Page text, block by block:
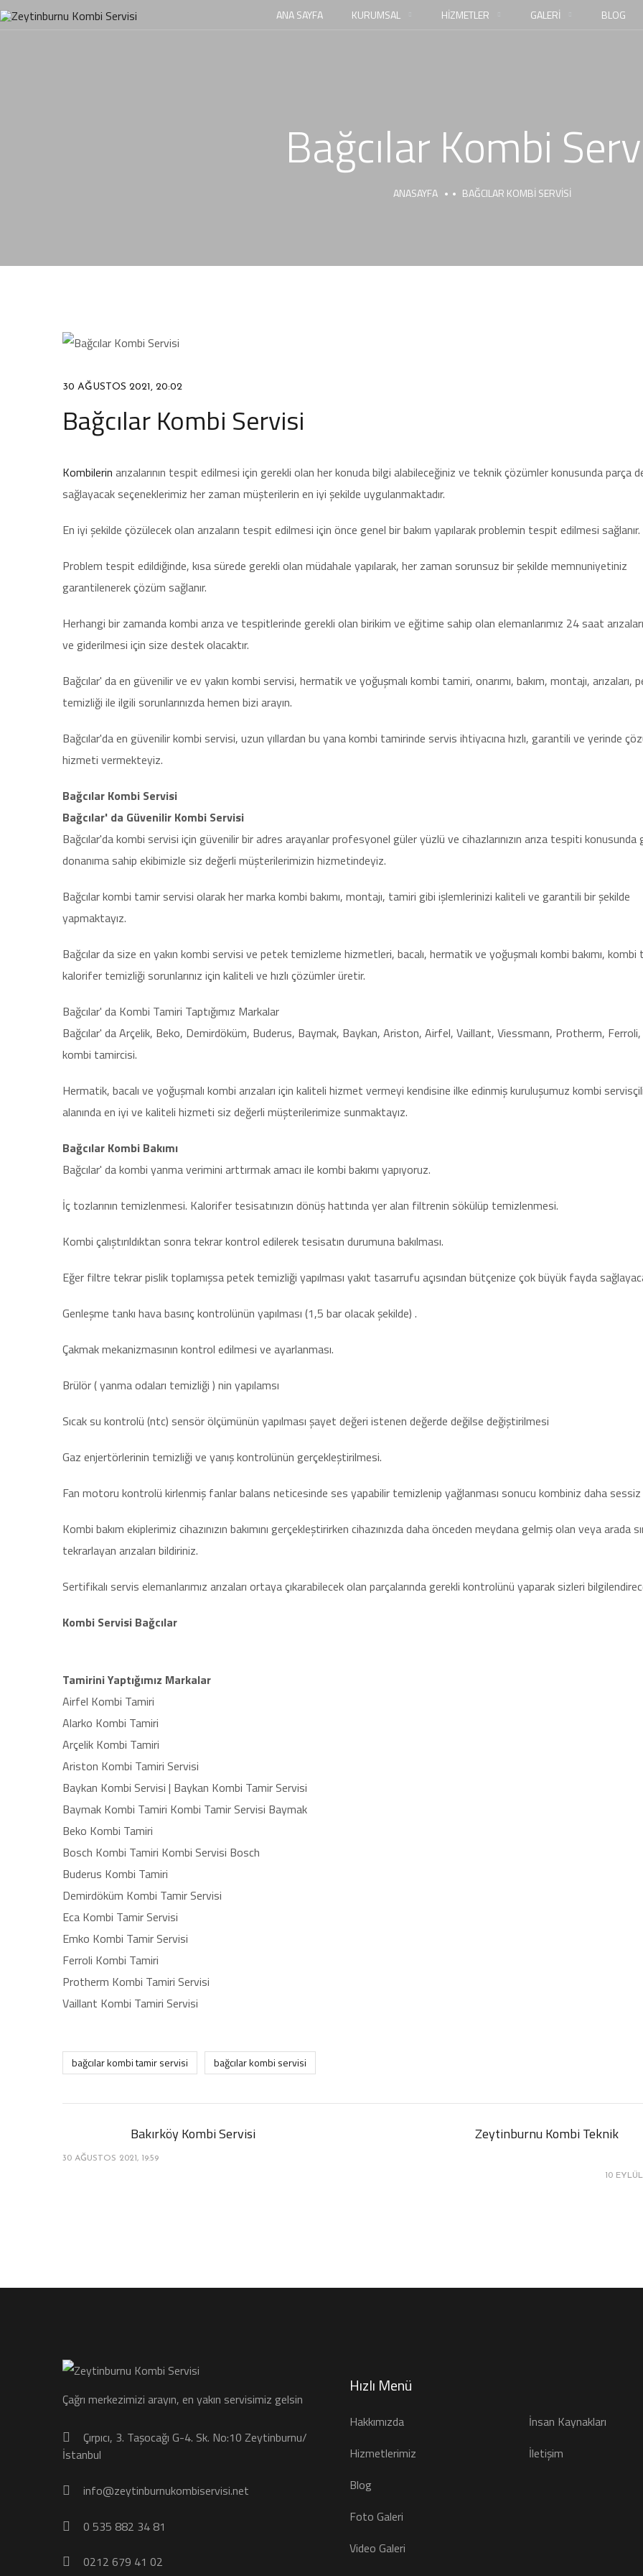
ANA SAYFA KURUMSAL HİZMETLER GALERİ BLOG
Bağcılar Kombi
ANASAYFA BAĞCILAR KOMBI SERVISI
30 AĞUSTOS 2021, 20:02
Bağcılar Kombi Servisi
Kombilerin arızalarının tespit edilmesi için gerekli olan her konuda bilgi alabileceğiniz ve teknik çözümler konusunda parça
sağlayacak seçeneklerimiz her zaman müşterilerin en iyi şekilde uygulanmaktadır.
En iyi şekilde çözülecek olan arızaların tespit edilmesi için önce genel bir bakım yapılarak problemin tespit edilmesi sağlanır.
Problem tespit edildiğinde, kısa sürede gerekli olan müdahale yapılarak, her zaman sorunsuz bir şekilde memnuniyetiniz
garantilenerek çözüm sağlanır.
Herhangi bir zamanda kombi arıza ve tespitlerinde gerekli olan birikim ve eğitime sahip olan elemanlarımız 24 saat
ve giderilmesi için size destek olacaktır.
Bağcılar' da en güvenilir ve ev yakın kombi servisi, hermatik ve yoğuşmalı kombi tamiri, onarımı, bakım, montajı, arızaları,
temizliği ile ilgili sorunlarınızda hemen bizi arayın.
Bağcılar'da en güvenilir kombi servisi, uzun yıllardan bu yana kombi tamirinde servis ihtiyacına hızlı, garantili ve yerinde
hizmeti vermekteyiz.
Bağcılar Kombi Servisi
Bağcılar' da Güvenilir Kombi Servisi
Bağcılar'da kombi servisi için güvenilir bir adres arayanlar profesyonel güler yüzlü ve cihazlarınızın arıza tespiti konusunda
donanıma sahip ekibimizle siz değerli müşterilerimizin hizmetindeyiz.
Bağcılar kombi tamir servisi olarak her marka kombi bakımı, montajı, tamiri gibi işlemlerinizi kaliteli ve garantili bir şekilde
yapmaktayız.
Bağcılar da size en yakın kombi servisi ve petek temizleme hizmetleri, bacalı, hermatik ve yoğuşmalı kombi bakımı, kombi
kalorifer temizliği sorunlarınız için kaliteli ve hızlı çözümler üretir.
Bağcılar' da Kombi Tamiri Taptığımız Markalar
Bağcılar' da Arçelik, Beko, Demirdöküm, Buderus, Baymak, Baykan, Ariston, Airfel, Vaillant, Viessmann, Protherm, Ferroli,
kombi tamircisi.
Hermatik, bacalı ve yoğuşmalı kombi arızaları için kaliteli hizmet vermeyi kendisine ilke edinmiş kuruluşumuz kombi
alanında en iyi ve kaliteli hizmeti siz değerli müşterilerimize sunmaktayız.
Bağcılar Kombi Bakımı
Bağcılar' da kombi yanma verimini arttırmak amacı ile kombi bakımı yapıyoruz.
İç tozlarının temizlenmesi. Kalorifer tesisatınızın dönüş hattında yer alan filtrenin sökülüp temizlenmesi.
Kombi çalıştırıldıktan sonra tekrar kontrol edilerek tesisatın durumuna bakılması.
Eğer filtre tekrar pislik toplamışsa petek temizliği yapılması yakıt tasarrufu açısından bütçenize çok büyük fayda
Genleşme tankı hava basınç kontrolünün yapılması (1,5 bar olacak şekilde) .
Çakmak mekanizmasının kontrol edilmesi ve ayarlanması.
Brülör ( yanma odaları temizliği ) nin yapılamsı
Sıcak su kontrolü (ntc) sensör ölçümünün yapılması şayet değeri istenen değerde değilse değiştirilmesi
Gaz enjertörlerinin temizliği ve yanış kontrolünün gerçekleştirilmesi.
Fan motoru kontrolü kirlenmiş fanlar balans neticesinde ses yapabilir temizlenip yağlanması sonucu kombiniz daha sessiz
Kombi bakım ekiplerimiz cihazınızın bakımını gerçekleştirirken cihazınızda daha önceden meydana gelmiş olan veya arada
tekrarlayan arızaları bildiriniz.
Sertifikalı servis elemanlarımız arızaları ortaya çıkarabilecek olan parçalarında gerekli kontrolünü yaparak sizleri
Kombi Servisi Bağcılar
Tamirini Yaptığımız Markalar
Airfel Kombi Tamiri
Alarko Kombi Tamiri
Arçelik Kombi Tamiri
Ariston Kombi Tamiri Servisi
Baykan Kombi Servisi | Baykan Kombi Tamir Servisi
Baymak Kombi Tamiri Kombi Tamir Servisi Baymak
Beko Kombi Tamiri
Bosch Kombi Tamiri Kombi Servisi Bosch
Buderus Kombi Tamiri
Demirdöküm Kombi Tamir Servisi
Eca Kombi Tamir Servisi
Emko Kombi Tamir Servisi
Ferroli Kombi Tamiri
Protherm Kombi Tamiri Servisi
Vaillant Kombi Tamiri Servisi
bağcılar kombi tamir servisi bağcılar kombi servisi
Bakırköy Kombi Servisi
30 AĞUSTOS 2021, 19:59
Zeytinburnu Kombi Teknik
10
Çağrı merkezimizi arayın, en yakın servisimiz gelsin
Çırpıcı, 3. Taşocağı G-4. Sk. No:10 Zeytinburnu/
İstanbul
info@zeytinburnukombiservisi.net
0 535 882 34 81
0212 679 41 02
Hızlı Menü
Hakkımızda
Hizmetlerimiz
Blog
Foto Galeri
Video Galeri
İnsan Kaynakları
İletişim